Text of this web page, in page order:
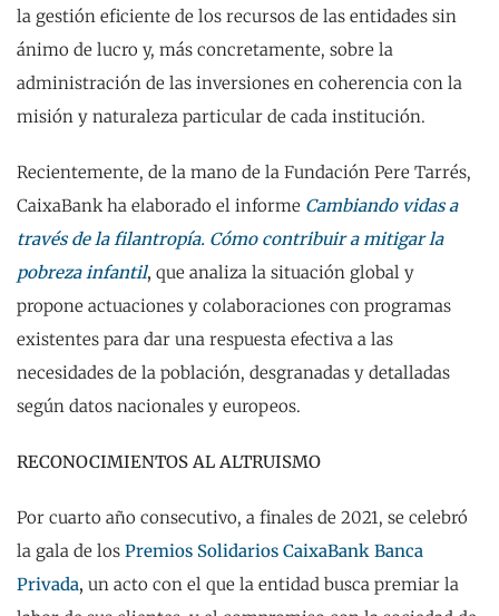
la gestión eficiente de los recursos de las entidades sin
ánimo de lucro y, más concretamente, sobre la
administración de las inversiones en coherencia con la
misión y naturaleza particular de cada institución.
Recientemente, de la mano de la Fundación Pere Tarrés,
CaixaBank ha elaborado el informe Cambiando vidas a
través de la filantropía. Cómo contribuir a mitigar la
pobreza infantil, que analiza la situación global y
propone actuaciones y colaboraciones con programas
existentes para dar una respuesta efectiva a las
necesidades de la población, desgranadas y detalladas
según datos nacionales y europeos.
RECONOCIMIENTOS AL ALTRUISMO
Por cuarto año consecutivo, a finales de 2021, se celebró
la gala de los Premios Solidarios CaixaBank Banca
Privada, un acto con el que la entidad busca premiar la